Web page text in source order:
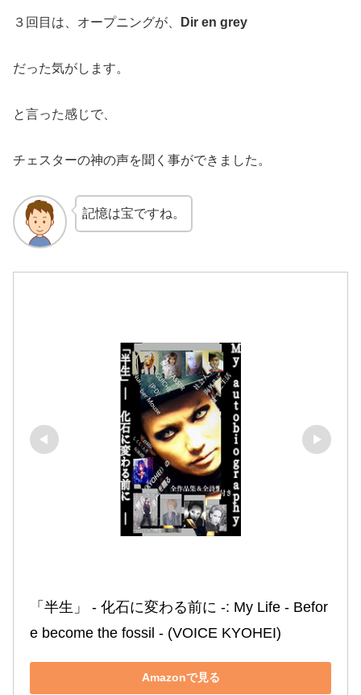
３回目は、オープニングが、 Dir en grey
だった気がします。
と言った感じで、
チェスターの神の声を聞く事ができました。
記憶は宝ですね。
「半生」 ‐ 化石に変わる前に ‐: My Life ‐ Befor
e become the fossil ‐ (VOICE KYOHEI)
Amazonで見る